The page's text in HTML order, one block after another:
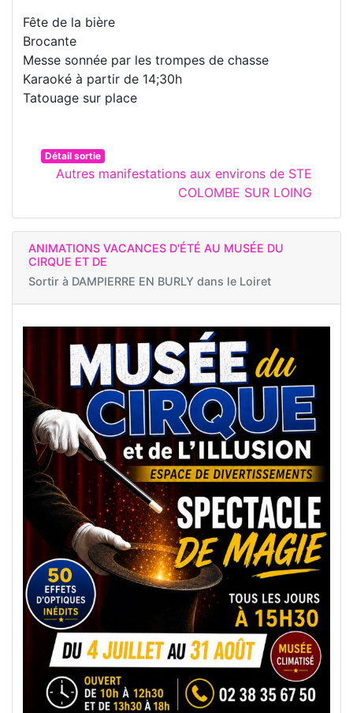
Fête de la bière
Brocante
Messe sonnée par les trompes de chasse
Karaoké à partir de 14;30h
Tatouage sur place
Détail sortie
Autres manifestations aux environs de STE
COLOMBE SUR LOING
ANIMATIONS VACANCES D'ÉTÉ AU MUSÉE DU
CIRQUE ET DE
Sortir à DAMPIERRE EN BURLY dans le Loiret